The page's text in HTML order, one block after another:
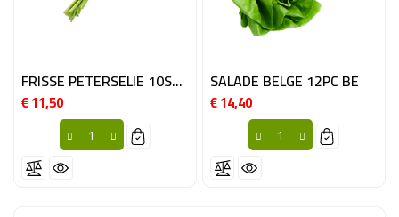
FRISSE PETERSELIE 10ST BE
€ 11,50Prijs
SALADE BELGE 12PC BE
€ 14,40Prijs